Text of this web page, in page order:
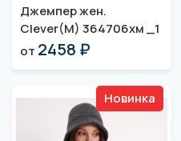
Джемпер жен.
Clever(M) 364706хм _1
от 2458 ₽
Новинка